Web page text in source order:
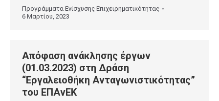
Προγράμματα Ενίσχυσης Επιχειρηματικότητας
6 Μαρτίου, 2023
Απόφαση ανάκλησης έργων
(01.03.2023) στη Δράση
“Εργαλειοθήκη Ανταγωνιστικότητας”
του ΕΠΑνΕΚ